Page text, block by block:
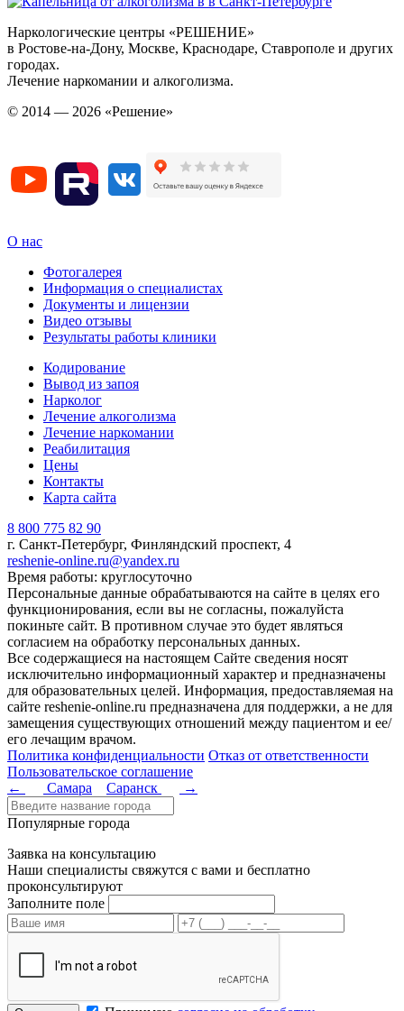
Наркологические центры «РЕШЕНИЕ»
в Ростове-на-Дону, Москве, Краснодаре, Ставрополе и других
городах.
Лечение наркомании и алкоголизма.
© 2014 — 2026 «Решение»
О нас
Фотогалерея
Информация о специалистах
Документы и лицензии
Видео отзывы
Результаты работы клиники
Кодирование
Вывод из запоя
Нарколог
Лечение алкоголизма
Лечение наркомании
Реабилитация
Цены
Контакты
Карта сайта
8 800 775 82 90
г. Санкт-Петербург, Финляндский проспект, 4
reshenie-online.ru@yandex.ru
Время работы: круглосуточно
Персональные данные обрабатываются на сайте в целях его
функционирования, если вы не согласны, пожалуйста
покиньте сайт. В противном случае это будет являться
согласием на обработку персональных данных.
Все содержащиеся на настоящем Сайте сведения носят
исключительно информационный характер и предназначены
для образовательных целей. Информация, предоставляемая на
сайте reshenie-online.ru предназначена для поддержки, а не для
замещения существующих отношений между пациентом и ее/
его лечащим врачом.
Политика конфиденциальности Отказ от ответственности
Пользовательское соглашение
←
Самара Саранск →
Популярные города
Заявка на консультацию
Наши специалисты свяжутся с вами и бесплатно
проконсультируют
Заполните поле